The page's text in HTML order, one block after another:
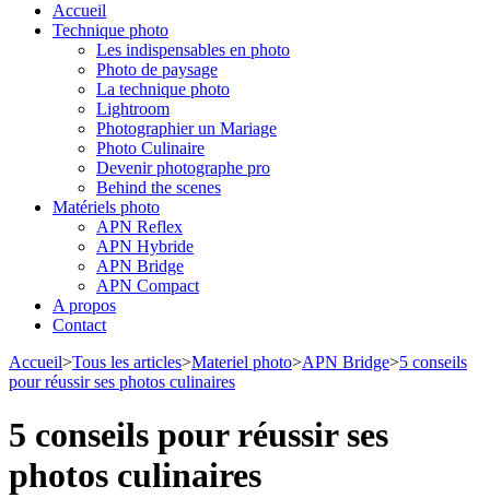
Accueil
Technique photo
Les indispensables en photo
Photo de paysage
La technique photo
Lightroom
Photographier un Mariage
Photo Culinaire
Devenir photographe pro
Behind the scenes
Matériels photo
APN Reflex
APN Hybride
APN Bridge
APN Compact
A propos
Contact
Accueil>Tous les articles>Materiel photo>APN Bridge>5 conseils
pour réussir ses photos culinaires
5 conseils pour réussir ses
photos culinaires